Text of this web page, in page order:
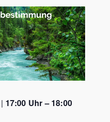
| 17:00 Uhr – 18:00